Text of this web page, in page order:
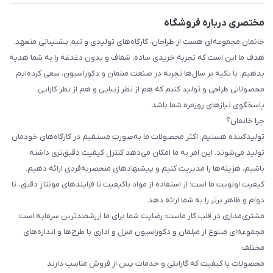
مختصری درباره فروشگاه
خانمان مجموعه‌ای هست از طراحان، کارگاه‌های تولیدی و تیم پشتیبانی متعهد.
هدف ما این است که تجربه خریدی ساده، شفاف و بدون دغدغه را به شما هدیه
بدهیم. با تکیه بر سال‌ها تجربه در صنعت مبلمان و دکوراسیون، سعی کرده‌ایم
محصولاتی طراحی و تولید کنیم که هم از نظر زیبایی و هم از نظر کارایی
پاسخگوی نیازهای روزمره شما باشد.
چرا خانمان؟
تولیدکننده هستیم: اکثر محصولات ما به‌صورت مستقیم در کارگاه‌های خودمان
تولید می‌شوند. این امر به ما امکان می‌دهد کنترل کیفیت دقیق‌تری داشته
باشیم، هزینه‌ها را مدیریت کنیم و پیشنهادهای منحصربه‌فردی ارائه دهیم.
کیفیت اولویت ما است: از استفاده از مواد باکیفیت تا فرایندهای مونتاژ دقیق، تا
دوام و ظاهر برتر را به شما ارائه دهد.
مشتری‌مداری در قلب کار ماست: رضایت شما برای ما ارزشمندترین سرمایه است
مجموعه‌ای متنوع از مبلمان و دکوراسیون منزل و اداری با طرح‌ها و اندازه‌های
مختلف
محصولات با کیفیت که گارانتی و خدمات پس از فروش مناسب دارند